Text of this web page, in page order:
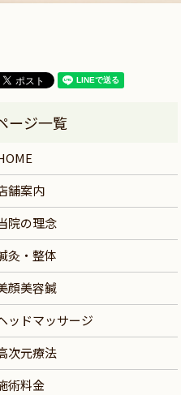
舗案内
院の理念
灸・整体
顔美容鍼
ッドマッサージ
次元療法
術料金